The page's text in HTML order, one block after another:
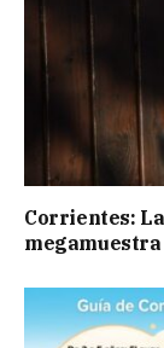
Corrientes: